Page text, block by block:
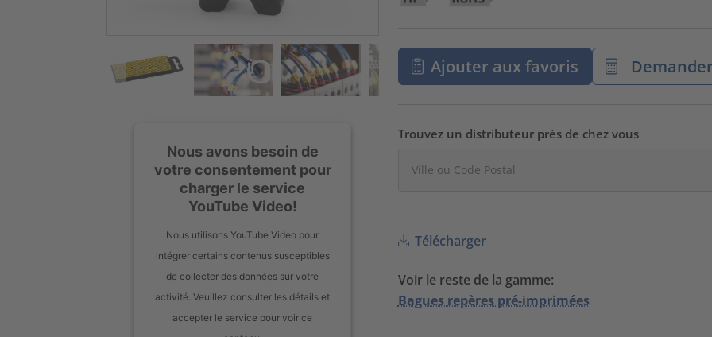
Nous avons besoin de
votre consentement pour
charger le service
YouTube Video!
Nous utilisons YouTube Video pour
intégrer certains contenus susceptibles
de collecter des données sur votre
activité. Veuillez consulter les détails et
accepter le service pour voir ce
Ajouter aux favoris
Trouvez un distributeur près de chez vous
Télécharger
Voir le reste de la gamme:
Bagues repères pré-imprimées